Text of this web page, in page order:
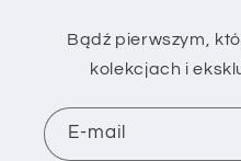
Bądź pierwszym,
kolekcjach i
E-mail